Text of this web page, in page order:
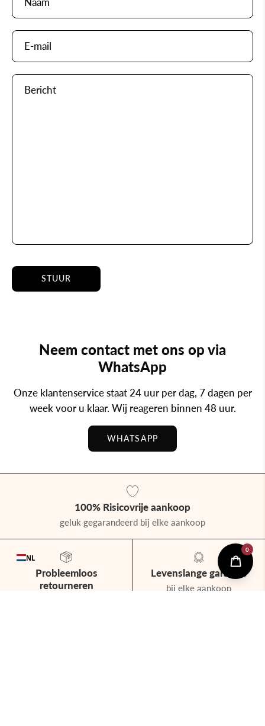
E-
mail
Bericht
STUUR
Neem contact met ons op via
WhatsApp
Onze klantenservice staat 24 uur per dag, 7 dagen per
week voor u klaar. Wij reageren binnen 48 uur.
WHATSAPP
100% Risicovrije aankoop
geluk gegarandeerd bij elke aankoop
Probleemloos
retourneren
Levenslange garantie
bij elke aankoop
NL